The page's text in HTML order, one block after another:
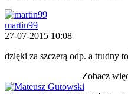
martin99
27-07-2015 10:08
dzięki za szczerą odp. a trudny
Zobacz